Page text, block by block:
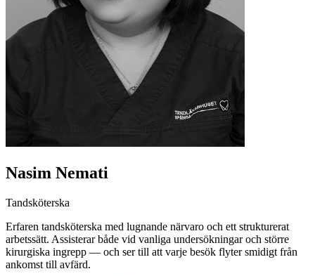
Nasim Nemati
Tandsköterska
Erfaren tandsköterska med lugnande närvaro och ett strukturerat
arbetssätt. Assisterar både vid vanliga undersökningar och större
kirurgiska ingrepp — och ser till att varje besök flyter smidigt från
ankomst till avfärd.